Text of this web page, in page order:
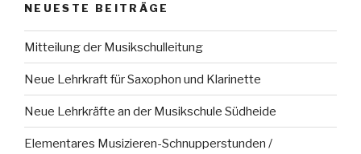
NEUESTE BEITRÄGE
Mitteilung der Musikschulleitung
Neue Lehrkraft für Saxophon und Klarinette
Neue Lehrkräfte an der Musikschule Südheide
Elementares Musizieren-Schnupperstunden /